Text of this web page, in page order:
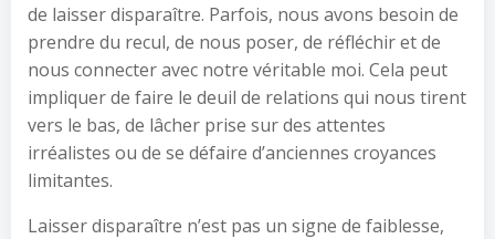
de laisser disparaître. Parfois, nous avons besoin de
prendre du recul, de nous poser, de réfléchir et de
nous connecter avec notre véritable moi. Cela peut
impliquer de faire le deuil de relations qui nous tirent
vers le bas, de lâcher prise sur des attentes
irréalistes ou de se défaire d’anciennes croyances
limitantes.
Laisser disparaître n’est pas un signe de faiblesse,